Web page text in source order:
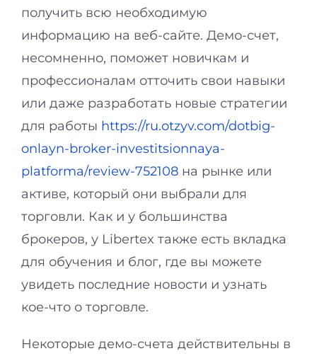
получить всю необходимую
информацию на веб-сайте. Демо-счет,
несомненно, поможет новичкам и
профессионалам отточить свои навыки
или даже разработать новые стратегии
для работы https://ru.otzyv.com/dotbig-
onlayn-broker-investitsionnaya-
platforma/review-752108 на рынке или
активе, который они выбрали для
торговли. Как и у большинства
брокеров, у Libertex также есть вкладка
для обучения и блог, где вы можете
увидеть последние новости и узнать
кое-что о торговле.
Некоторые демо-счета действительны в